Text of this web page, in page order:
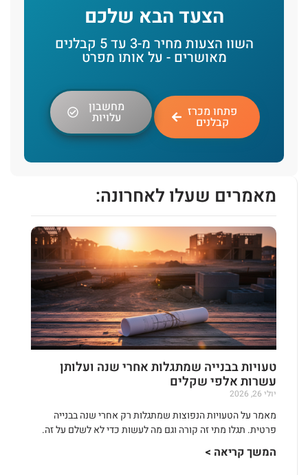
הצעד הבא שלכם
השוו הצעות מחיר מ-3 עד 5 קבלנים
מאושרים - על אותו מפרט
פתחו מכרז
קבלנים
מחשבון
עלויות
מאמרים שעלו לאחרונה:
טעויות בבנייה שמתגלות אחרי שנה ועלותן
עשרות אלפי שקלים
יולי 26, 2026
מאמר על הטעויות הנפוצות שמתגלות רק אחרי שנה בבנייה
פרטית. תגלו מתי זה קורה וגם מה לעשות כדי לא לשלם על זה.
המשך קריאה >